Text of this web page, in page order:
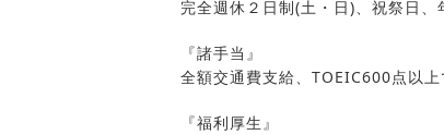
完全週休２日制(土・日)、祝祭日
『諸手当』
全額交通費支給、TOEIC600点以
『福利厚生』